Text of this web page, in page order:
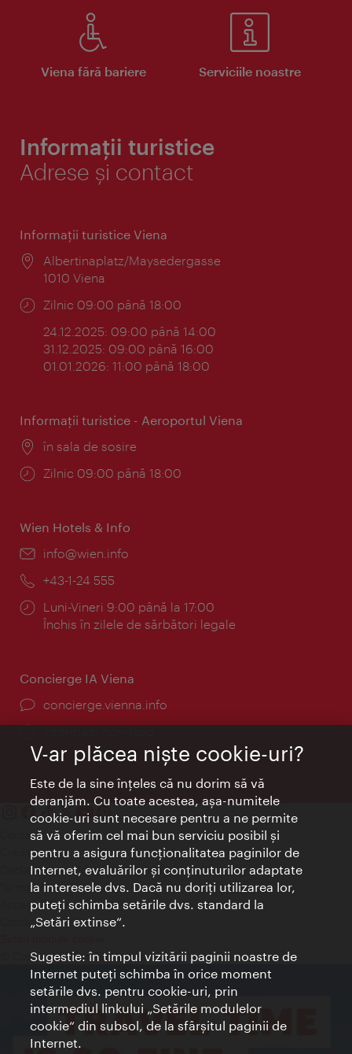
Viena fără bariere Serviciile noastre
Informații turistice
Adrese și contact
Informaţii turistice Viena
Locul:
Albertinaplatz/Maysedergasse
1010 Viena
Program:
Zilnic 09:00 până 18:00
24.12.2025: 09:00 până 14:00
31.12.2025: 09:00 până 16:00
01.01.2026: 11:00 până 18:00
Informaţii turistice - Aeroportul Viena
Locul:
în sala de sosire
Program:
Zilnic 09:00 până 18:00
Wien Hotels & Info
E-
info@wien.info
Telefon:
+43-1-24 555
Program:
Luni-Vineri 9:00 până la 17:00
Închis în zilele de sărbători legale
Concierge IA Viena
concierge.vienna.info
Contact
Credits
Declaraţie privind protecţia datelor
Terms of Use
Accesibilitate
Contact presa
© Copyright Wien Tourismus
V-ar plăcea nişte cookie-uri?
Este de la sine înţeles că nu dorim să vă
deranjăm. Cu toate acestea, aşa-numitele
cookie-uri sunt necesare pentru a ne permite
să vă oferim cel mai bun serviciu posibil şi
pentru a asigura funcţionalitatea paginilor de
Internet, evaluărilor şi conţinuturilor adaptate
la interesele dvs. Dacă nu doriţi utilizarea lor,
puteţi schimba setările dvs. standard la
„Setări extinse“.
Sugestie: în timpul vizitării paginii noastre de
Internet puteţi schimba în orice moment
setările dvs. pentru cookie-uri, prin
intermediul linkului „Setările modulelor
cookie“ din subsol, de la sfârşitul paginii de
Internet.